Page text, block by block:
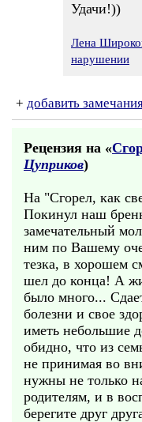
Удачи!))
Лена
нарушении
+ добавить
Рецензия на «
Цуприков)
На "Сгорел, как
Покинул наш
замечательный
ним по Вашему
тезка, в хорошем
шел до конца! А
было много...
болезни и свое
иметь небольшие
обидно, что из
не принимая во
нужны не только
родителям, и в
берегите друг